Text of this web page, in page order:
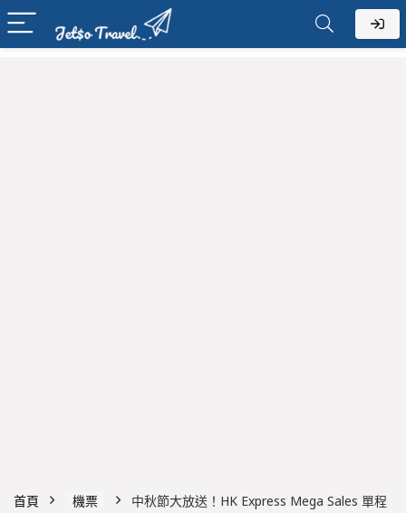
首頁 機票
中秋節大放送！HK Express Mega Sales 單程